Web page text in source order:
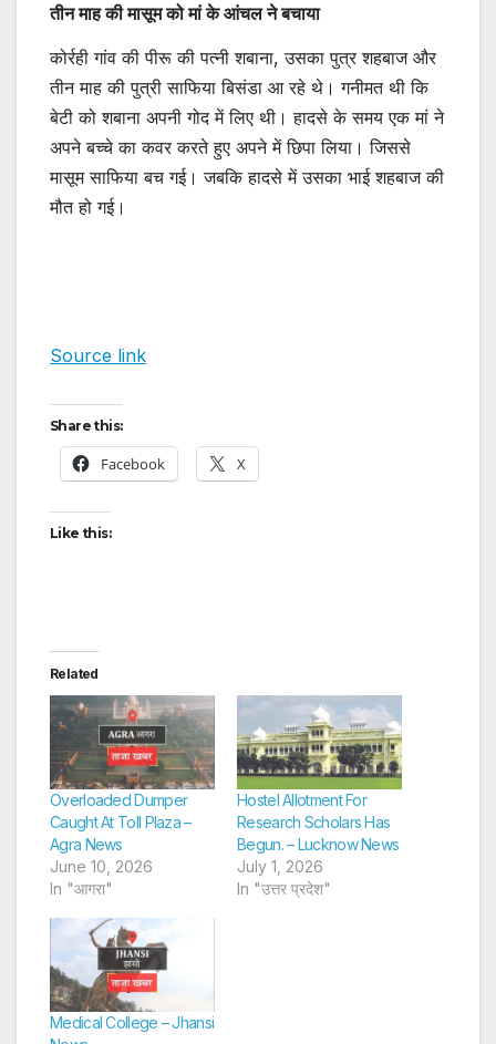
तीन माह की मासूम को मां के आंचल ने बचाया
कोर्रही गांव की पीरू की पत्नी शबाना, उसका पुत्र शहबाज और
तीन माह की पुत्री साफिया बिसंडा आ रहे थे। गनीमत थी कि
बेटी को शबाना अपनी गोद में लिए थी। हादसे के समय एक मां ने
अपने बच्चे का कवर करते हुए अपने में छिपा लिया। जिससे
मासूम साफिया बच गई। जबकि हादसे में उसका भाई शहबाज की
मौत हो गई।
Source link
Share this:
Facebook X
Like this:
Related
Overloaded Dumper
Caught At Toll Plaza –
Agra News
June 10, 2026
In "आगरा"
Hostel Allotment For
Research Scholars Has
Begun. – Lucknow News
July 1, 2026
In "उत्तर प्रदेश"
Medical College – Jhansi